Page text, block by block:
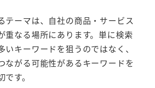
テーマは、自社の商品・サービス
重なる場所にあります。単に検索
いキーワードを狙うのではなく、
ながる可能性があるキーワードを
す。